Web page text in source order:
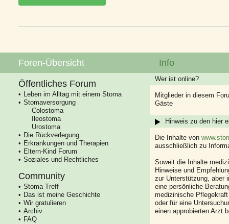
Foren-Übersicht
Öffentliches Forum
Leben im Alltag mit einem Stoma
Stomaversorgung
Colostoma
Ileostoma
Urostoma
Die Rückverlegung
Erkrankungen und Therapien
Eltern-Kind Forum
Soziales und Rechtliches
Community
Stoma Treff
Das ist meine Geschichte
Wir gratulieren
Archiv
FAQ
Info
Wer ist online?
Mitglieder in diesem
Gäste
Hinweis zu den hier
Die Inhalte von
ausschließlich zu
Soweit die Inhalte
Hinweise und
zur Unterstützung, aber
eine persönliche
medizinische
oder für eine
einen approbierten Arzt